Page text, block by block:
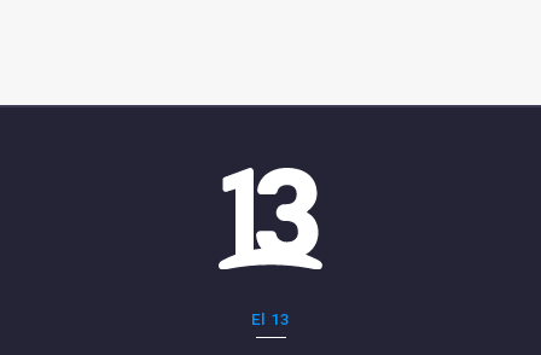
El 13